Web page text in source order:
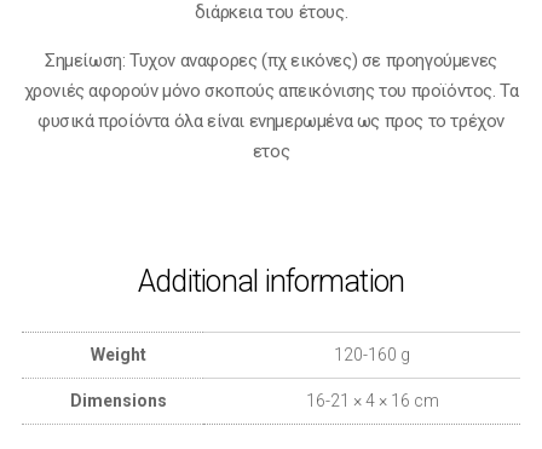
διάρκεια του έτους.
Σημείωση: Τυχον αναφορες (πχ εικόνες) σε προηγούμενες
χρονιές αφορούν μόνο σκοπούς απεικόνισης του προϊόντος. Τα
φυσικά προίόντα όλα είναι ενημερωμένα ως προς το τρέχον
ετος
Additional information
Weight 120-160 g
Dimensions 16-21 × 4 × 16 cm